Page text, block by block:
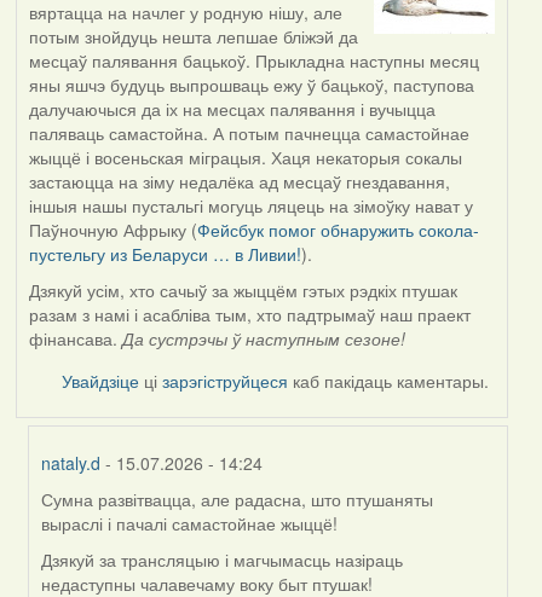
вяртацца на начлег у родную нішу, але
потым знойдуць нешта лепшае бліжэй да
месцаў палявання бацькоў. Прыкладна наступны месяц
яны яшчэ будуць выпрошваць ежу ў бацькоў, паступова
далучаючыся да іх на месцах палявання і вучыцца
паляваць самастойна. А потым пачнецца самастойнае
жыццё і восеньская міграцыя. Хаця некаторыя сокалы
застаюцца на зіму недалёка ад месцаў гнездавання,
іншыя нашы пустальгі могуць ляцець на зімоўку нават у
Паўночную Афрыку (Фейсбук помог обнаружить сокола-
пустельгу из Беларуси … в Ливии!).
Дзякуй усім, хто сачыў за жыццём гэтых рэдкіх птушак
разам з намі і асабліва тым, хто падтрымаў наш праект
фінансава. Да сустрэчы ў наступным сезоне!
Увайдзіце цізарэгіструйцеся каб пакідаць каментары.
nataly.d - 15.07.2026 - 14:24
In
reply
to
by
Сумна развітвацца, але радасна, што птушаняты
выраслі і пачалі самастойнае жыццё!
Дзякуй за трансляцыю і магчымасць назіраць
недаступны чалавечаму воку быт птушак!